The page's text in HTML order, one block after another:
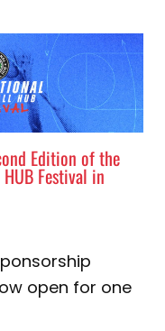
Edition of the
Festival in
open for one